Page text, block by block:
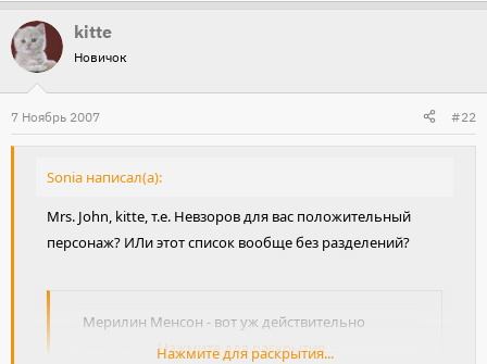
судеб..."
kitte
Новичок
7 Ноябрь 2007 #22
Sonia написал(а):
Mrs. John, kitte, т.е. Невзоров для вас положительный
персонаж? ИЛи этот список вообще без разделений?
Мерилин Менсон - вот уж действительно
священный монстр!Нажмите для раскрытия...
Нажмите для раскрытия...